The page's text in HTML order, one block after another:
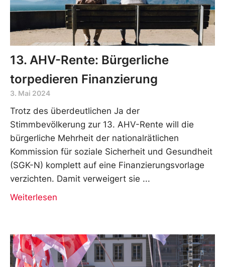
13. AHV-Rente: Bürgerliche
torpedieren Finanzierung
3. Mai 2024
Trotz des überdeutlichen Ja der
Stimmbevölkerung zur 13. AHV-Rente will die
bürgerliche Mehrheit der nationalrätlichen
Kommission für soziale Sicherheit und Gesundheit
(SGK-N) komplett auf eine Finanzierungsvorlage
verzichten. Damit verweigert sie
Weiterlesen